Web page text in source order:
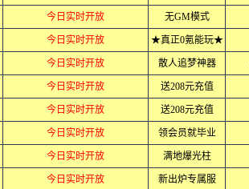
今日实时开放 无GM模式
今日实时开放 ★真正0氪能玩★
今日实时开放 散人追梦神器
今日实时开放 送208元充值
今日实时开放 送208元充值
今日实时开放 领会员就毕业
今日实时开放 满地爆光柱
今日实时开放 新出炉专属服